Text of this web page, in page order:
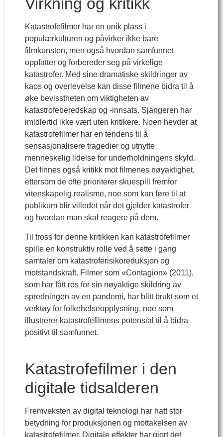
Virkning og kritikk
Katastrofefilmer har en unik plass i
populærkulturen og påvirker ikke bare
filmkunsten, men også hvordan samfunnet
oppfatter og forbereder seg på virkelige
katastrofer. Med sine dramatiske skildringer av
kaos og overlevelse kan disse filmene bidra til å
øke bevisstheten om viktigheten av
katastrofeberedskap og -innsats. Sjangeren har
imidlertid ikke vært uten kritikere. Noen hevder at
katastrofefilmer har en tendens til å
sensasjonalisere tragedier og utnytte
menneskelig lidelse for underholdningens skyld.
Det finnes også kritikk mot filmenes nøyaktighet,
ettersom de ofte prioriterer skuespill fremfor
vitenskapelig realisme, noe som kan føre til at
publikum blir villedet når det gjelder katastrofer
og hvordan man skal reagere på dem.
Til tross for denne kritikken kan katastrofefilmer
spille en konstruktiv rolle ved å sette i gang
samtaler om katastroferisikoreduksjon og
motstandskraft. Filmer som «Contagion» (2011),
som har fått ros for sin nøyaktige skildring av
spredningen av en pandemi, har blitt brukt som et
verktøy for folkehelseopplysning, noe som
illustrerer katastrofefilmens potensial til å bidra
positivt til samfunnet.
Katastrofefilmer i den
digitale tidsalderen
Fremveksten av digital teknologi har hatt stor
betydning for produksjonen og mottakelsen av
katastrofefilmer. Digitale effekter har gjort det